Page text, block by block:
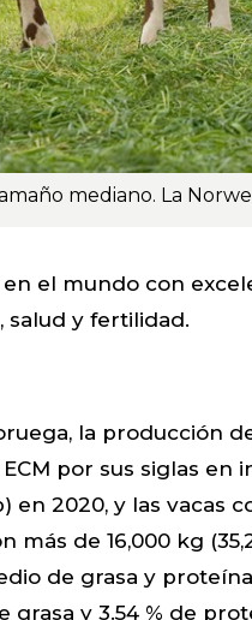
el mundo con
salud y fertilidad.
la producción
por sus siglas en
en 2020, y las vacas
de 16,000 kg
de grasa y
grasa y 3.54 % de